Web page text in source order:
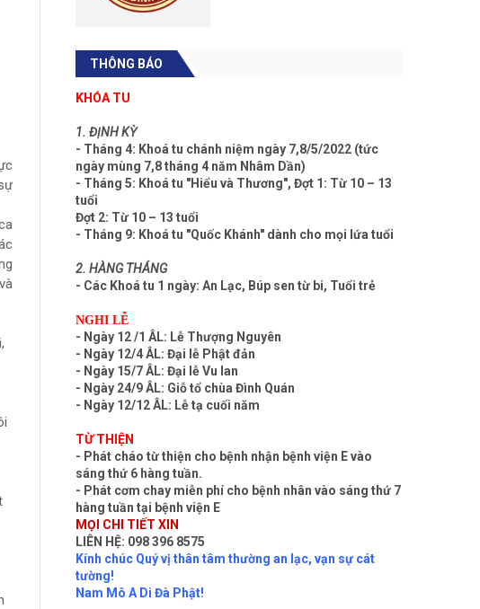
THÔNG BÁO
KHÓA TU
1. ĐỊNH KỲ
- Tháng 4: Khoá tu chánh niệm ngày 7,8/5/2022 (tức
ngày mùng 7,8 tháng 4 năm Nhâm Dần)
- Tháng 5: Khoá tu "Hiểu và Thương", Đợt 1: Từ 10 – 13
tuổi
Đợt 2: Từ 10 – 13 tuổi
- Tháng 9: Khoá tu "Quốc Khánh" dành cho mọi lứa tuổi
2. HÀNG THÁNG
- Các Khoá tu 1 ngày: An Lạc, Búp sen từ bi, Tuổi trẻ
NGHI LỄ
- Ngày 12 /1 ÂL: Lễ Thượng Nguyên
- Ngày 12/4 ÂL: Đại lễ Phật đản
- Ngày 15/7 ÂL: Đại lễ Vu lan
- Ngày 24/9 ÂL: Giỗ tổ chùa Đình Quán
- Ngày 12/12 ÂL: Lễ tạ cuối năm
TỪ THIỆN
- Phát cháo từ thiện cho bệnh nhận bệnh viện E vào
sáng thứ 6 hàng tuần.
- Phát cơm chay miễn phí cho bệnh nhân vào sáng thứ 7
hàng tuần tại bệnh viện E
MỌI CHI TIẾT XIN
LIÊN HỆ: 098 396 8575
Kính chúc Quý vị thân tâm thường an lạc, vạn sự cát
tường!
Nam Mô A Di Đà Phật!